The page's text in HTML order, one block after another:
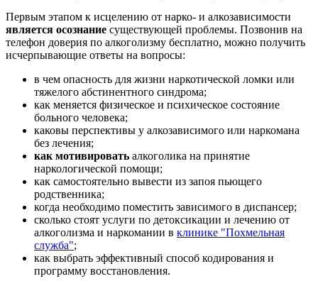
Первым этапом к исцелению от нарко- и алкозависимости
является осознание существующей проблемы. Позвонив на
телефон доверия по алкоголизму бесплатно, можно получить
исчерпывающие ответы на вопросы:
в чем опасность для жизни наркотической ломки или
тяжелого абстинентного синдрома;
как меняется физическое и психическое состояние
больного человека;
каковы перспективы у алкозависимого или наркомана
без лечения;
как мотивировать алкоголика на принятие
наркологической помощи;
как самостоятельно вывести из запоя пьющего
родственника;
когда необходимо поместить зависимого в диспансер;
сколько стоят услуги по детоксикации и лечению от
алкоголизма и наркомании в клинике "Похмельная
служба";
как выбрать эффективный способ кодирования и
программу восстановления.